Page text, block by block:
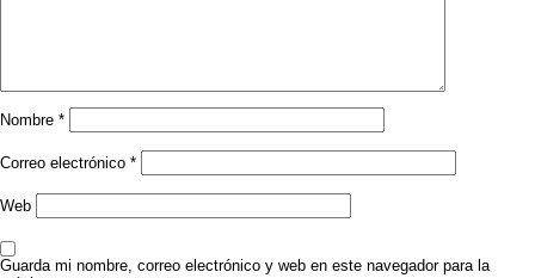
Nombre *
Correo electrónico *
Web
Guarda mi nombre, correo electrónico y web en este navegador para la